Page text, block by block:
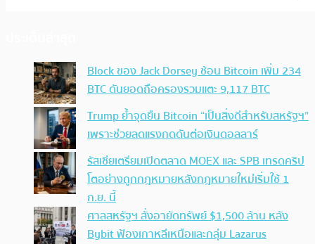
Block ของ Jack Dorsey ช้อน Bitcoin เพิ่ม 234
BTC ดันยอดถือครองรวมแตะ 9,117 BTC
Trump ย้ำจุดยืน Bitcoin “เป็นสิ่งดีสำหรับสหรัฐฯ”
เพราะช่วยลดแรงกดดันต่อเงินดอลลาร์
รัสเซียเตรียมเปิดตลาด MOEX และ SPB เทรดคริป
โตอย่างถูกกฎหมายหลังกฎหมายใหม่เริ่มใช้ 1
ก.ย. นี้
ศาลสหรัฐฯ สั่งอายัดทรัพย์ $1,500 ล้าน หลัง
Bybit ฟ้องเกาหลีเหนือและกลุ่ม Lazarus